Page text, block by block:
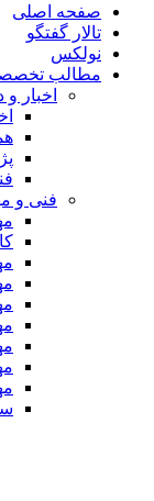
صفحه اصلی
تالار گفتگو
نولکس
مطالب تخصصی
اخبار و
فنی و